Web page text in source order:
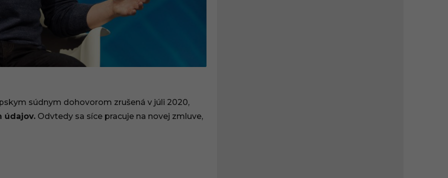
súdnym dohovorom zrušená v júli 2020,
údajov. Odvtedy sa síce pracuje na novej zmluve,